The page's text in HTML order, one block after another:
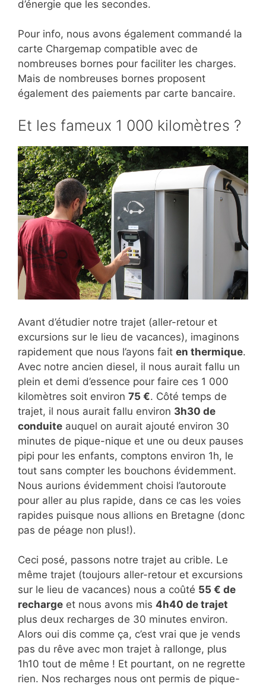
d’énergie que les secondes.
Pour info, nous avons également commandé la
carte Chargemap compatible avec de
nombreuses bornes pour faciliter les charges.
Mais de nombreuses bornes proposent
également des paiements par carte bancaire.
Et les fameux 1 000 kilomètres ?
Avant d’étudier notre trajet (aller-retour et
excursions sur le lieu de vacances), imaginons
rapidement que nous l’ayons fait en thermique.
Avec notre ancien diesel, il nous aurait fallu un
plein et demi d’essence pour faire ces 1 000
kilomètres soit environ 75 €. Côté temps de
trajet, il nous aurait fallu environ 3h30 de
conduite auquel on aurait ajouté environ 30
minutes de pique-nique et une ou deux pauses
pipi pour les enfants, comptons environ 1h, le
tout sans compter les bouchons évidemment.
Nous aurions évidemment choisi l’autoroute
pour aller au plus rapide, dans ce cas les voies
rapides puisque nous allions en Bretagne (donc
pas de péage non plus!).
Ceci posé, passons notre trajet au crible. Le
même trajet (toujours aller-retour et excursions
sur le lieu de vacances) nous a coûté 55 € de
recharge et nous avons mis 4h40 de trajet
plus deux recharges de 30 minutes environ.
Alors oui dis comme ça, c’est vrai que je vends
pas du rêve avec mon trajet à rallonge, plus
1h10 tout de même ! Et pourtant, on ne regrette
rien. Nos recharges nous ont permis de pique-